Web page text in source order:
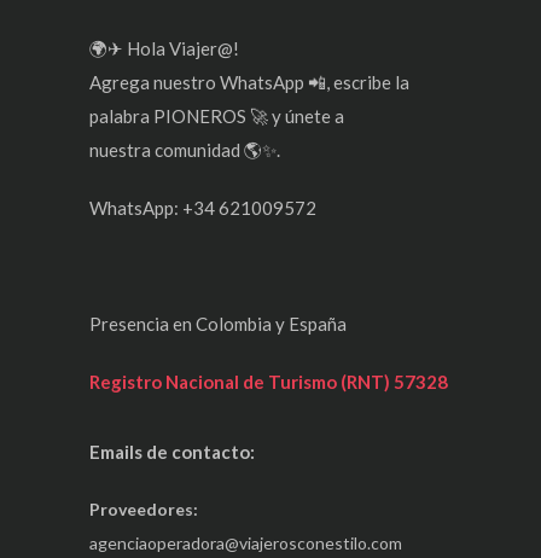
🌍✈ Hola Viajer@!
Agrega nuestro WhatsApp 📲, escribe la
palabra PIONEROS 🚀 y únete a
nuestra comunidad 🌎✨.
WhatsApp: +34 621009572
Presencia en Colombia y España
Registro Nacional de Turismo (RNT) 57328
Emails de contacto:
Proveedores:
agenciaoperadora@viajerosconestilo.com